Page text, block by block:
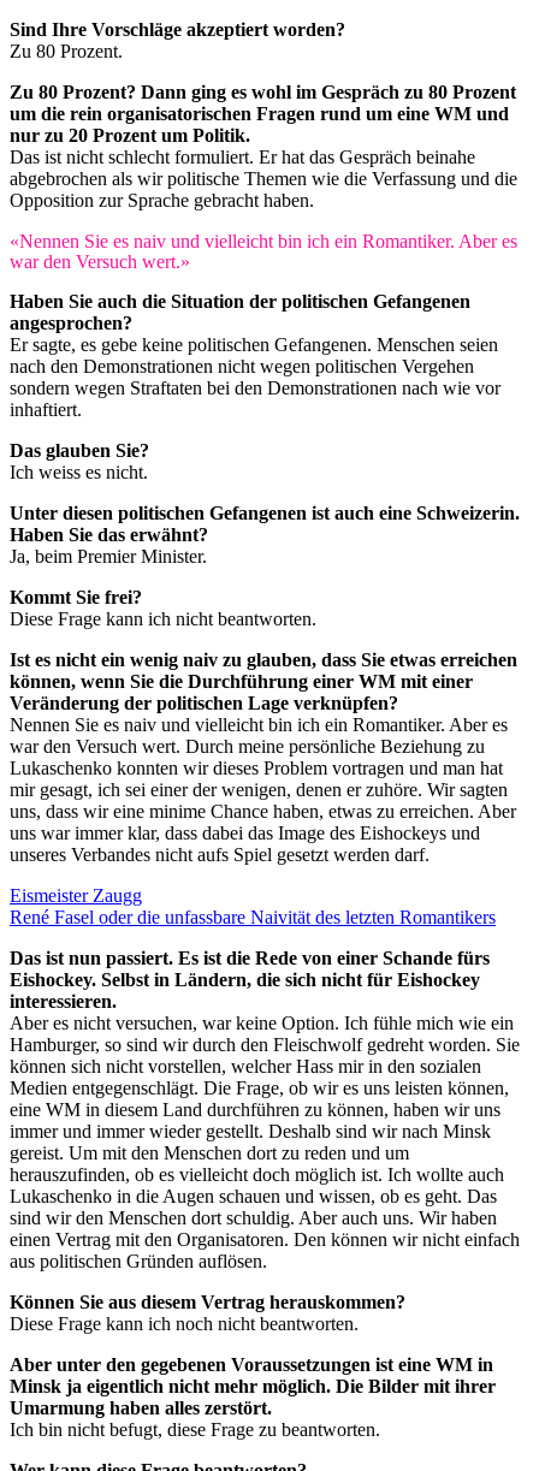
Sind Ihre Vorschläge akzeptiert worden?
Zu 80 Prozent.
Zu 80 Prozent? Dann ging es wohl im Gespräch zu 80 Prozent
um die rein organisatorischen Fragen rund um eine WM und
nur zu 20 Prozent um Politik.
Das ist nicht schlecht formuliert. Er hat das Gespräch beinahe
abgebrochen als wir politische Themen wie die Verfassung und die
Opposition zur Sprache gebracht haben.
«Nennen Sie es naiv und vielleicht bin ich ein Romantiker. Aber es
war den Versuch wert.»
Haben Sie auch die Situation der politischen Gefangenen
angesprochen?
Er sagte, es gebe keine politischen Gefangenen. Menschen seien
nach den Demonstrationen nicht wegen politischen Vergehen
sondern wegen Straftaten bei den Demonstrationen nach wie vor
inhaftiert.
Das glauben Sie?
Ich weiss es nicht.
Unter diesen politischen Gefangenen ist auch eine Schweizerin.
Haben Sie das erwähnt?
Ja, beim Premier Minister.
Kommt Sie frei?
Diese Frage kann ich nicht beantworten.
Ist es nicht ein wenig naiv zu glauben, dass Sie etwas erreichen
können, wenn Sie die Durchführung einer WM mit einer
Veränderung der politischen Lage verknüpfen?
Nennen Sie es naiv und vielleicht bin ich ein Romantiker. Aber es
war den Versuch wert. Durch meine persönliche Beziehung zu
Lukaschenko konnten wir dieses Problem vortragen und man hat
mir gesagt, ich sei einer der wenigen, denen er zuhöre. Wir sagten
uns, dass wir eine minime Chance haben, etwas zu erreichen. Aber
uns war immer klar, dass dabei das Image des Eishockeys und
unseres Verbandes nicht aufs Spiel gesetzt werden darf.
Eismeister Zaugg
René Fasel oder die unfassbare Naivität des letzten Romantikers
Das ist nun passiert. Es ist die Rede von einer Schande fürs
Eishockey. Selbst in Ländern, die sich nicht für Eishockey
interessieren.
Aber es nicht versuchen, war keine Option. Ich fühle mich wie ein
Hamburger, so sind wir durch den Fleischwolf gedreht worden. Sie
können sich nicht vorstellen, welcher Hass mir in den sozialen
Medien entgegenschlägt. Die Frage, ob wir es uns leisten können,
eine WM in diesem Land durchführen zu können, haben wir uns
immer und immer wieder gestellt. Deshalb sind wir nach Minsk
gereist. Um mit den Menschen dort zu reden und um
herauszufinden, ob es vielleicht doch möglich ist. Ich wollte auch
Lukaschenko in die Augen schauen und wissen, ob es geht. Das
sind wir den Menschen dort schuldig. Aber auch uns. Wir haben
einen Vertrag mit den Organisatoren. Den können wir nicht einfach
aus politischen Gründen auflösen.
Können Sie aus diesem Vertrag herauskommen?
Diese Frage kann ich noch nicht beantworten.
Aber unter den gegebenen Voraussetzungen ist eine WM in
Minsk ja eigentlich nicht mehr möglich. Die Bilder mit ihrer
Umarmung haben alles zerstört.
Ich bin nicht befugt, diese Frage zu beantworten.